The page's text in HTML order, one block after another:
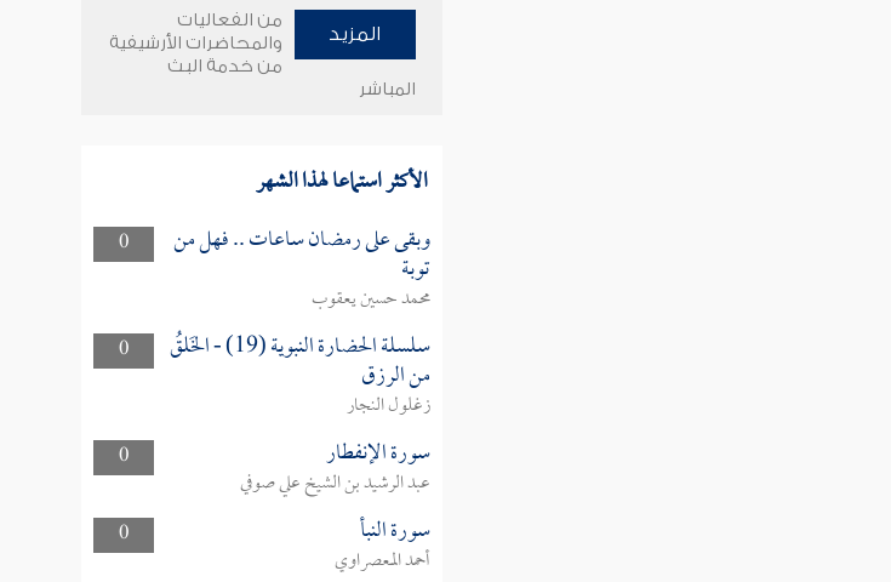
المزيد
من الفعاليات
والمحاضرات الأرشيفية
من خدمة البث
المباشر
الأكثر استماعا لهذا الشهر
0 وبقى على رمضان ساعات .. فهل من
توبة
محمد حسين يعقوب
0
سلسلة الحضارة النبوية (19) - الخَلقُ
من الرزق
زغلول النجار
0
سورة الإنفطار
عبد الرشيد بن الشيخ علي صوفي
0
سورة النبأ
أحمد المعصراوي